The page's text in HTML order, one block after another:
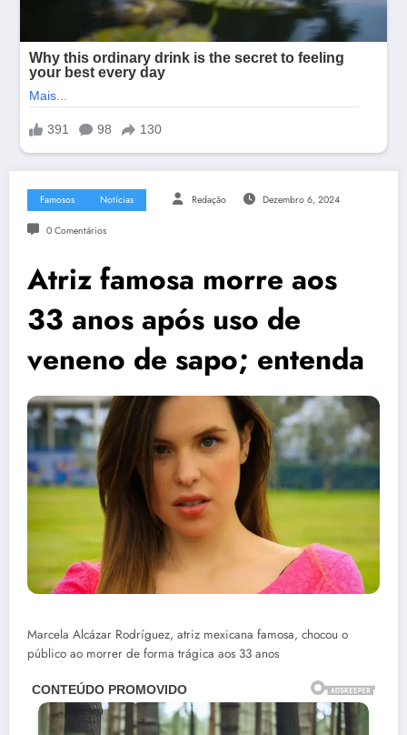
Famosos Notícias Redação Dezembro 6, 2024
0 Comentários
Atriz famosa morre aos
33 anos após uso de
veneno de sapo; entenda
Marcela Alcázar Rodríguez, atriz mexicana famosa, chocou o
público ao morrer de forma trágica aos 33 anos